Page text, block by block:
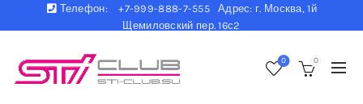
Телефон:
+7-999-888-7-555 Адрес: г. Москва, 1й
Щемиловский пер. 16с2
0 0